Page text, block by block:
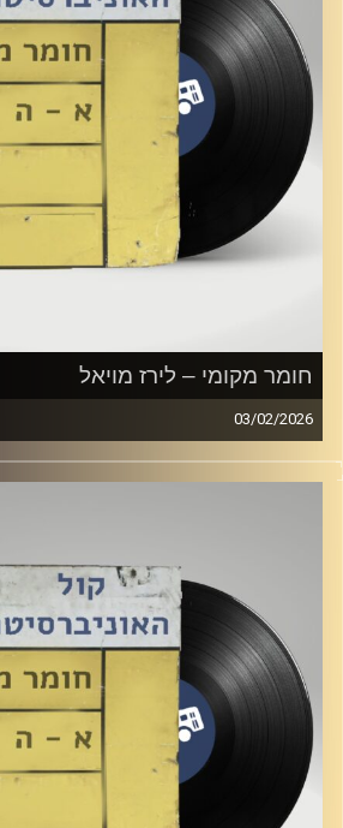
חומר מקומי – לירז מויאל
03/02/2026
שעה של מוזיקה ישראלית עם לירז מויאל